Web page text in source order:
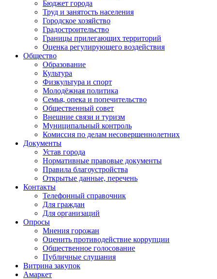
Бюджет города
Труд и занятость населения
Городское хозяйство
Градостроительство
Границы прилегающих территорий
Оценка регулирующего воздействия
Общество
Образование
Культура
Физкультура и спорт
Молодёжная политика
Семья, опека и попечительство
Общественный совет
Внешние связи и туризм
Муниципальный контроль
Комиссия по делам несовершеннолетних
Документы
Устав города
Нормативные правовые документы
Правила благоустройства
Открытые данные, перечень
Контакты
Телефонный справочник
Для граждан
Для организаций
Опросы
Мнения горожан
Оценить противодействие коррупции
Общественное голосование
Публичные слушания
Витрина закупок
Амаркет